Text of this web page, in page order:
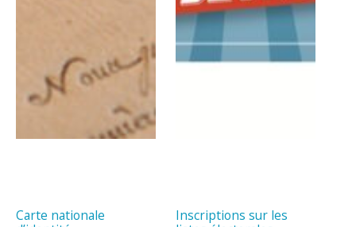
Carte nationale
Inscriptions sur les